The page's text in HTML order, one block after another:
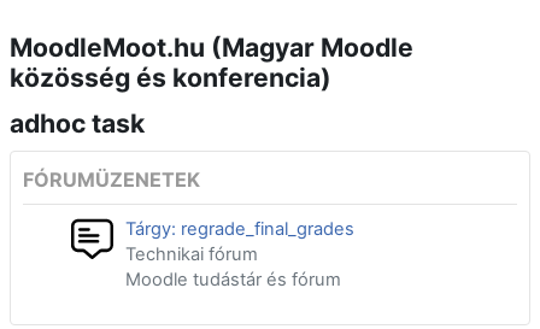
MoodleMoot.hu (Magyar Moodle
közösség és konferencia)
adhoc task
FÓRUMÜZENETEK
Tárgy: regrade_final_grades
Technikai fórum
Moodle tudástár és fórum